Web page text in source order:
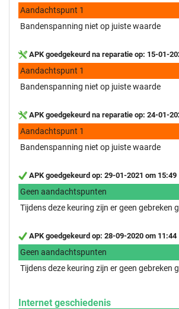
Aandachtspunt 1
Bandenspanning niet op juiste waarde
APK goedgekeurd na reparatie op: 15-01-
Aandachtspunt 1
Bandenspanning niet op juiste waarde
APK goedgekeurd na reparatie op: 24-01-
Aandachtspunt 1
Bandenspanning niet op juiste waarde
APK goedgekeurd op: 29-01-2021 om 15:49
Geen aandachtspunten
Tijdens deze keuring zijn er geen gebreken
APK goedgekeurd op: 28-09-2020 om 11:44
Geen aandachtspunten
Tijdens deze keuring zijn er geen gebreken
Internet geschiedenis